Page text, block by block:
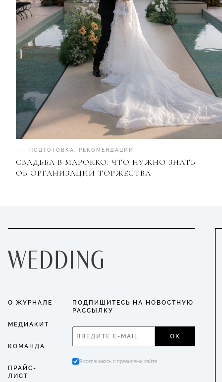
ПОДГОТОВКА. РЕКОМЕНДАЦИИ
СВАДЬБА В МАРОККО: ЧТО НУЖНО ЗНАТЬ
ОБ ОРГАНИЗАЦИИ ТОРЖЕСТВА
О ЖУРНАЛЕ
МЕДИАКИТ
КОМАНДА
ПРАЙС-
ЛИСТ
ПОДПИШИТЕСЬ НА НОВОСТНУЮ
РАССЫЛКУ
ОК
Я соглашаюсь с правилами сайта